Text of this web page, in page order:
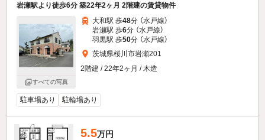
岩瀬駅より徒歩6分 築22年2ヶ月 2階建の賃貸物件
すべての写真
大和駅 歩48分 （水戸線）
岩瀬駅 歩6分 （水戸線）
羽黒駅 歩50分 （水戸線）
茨城県桜川市岩瀬201
2階建 / 22年2ヶ月 / 木造
駐車場あり 駐輪場あり
5.5万円